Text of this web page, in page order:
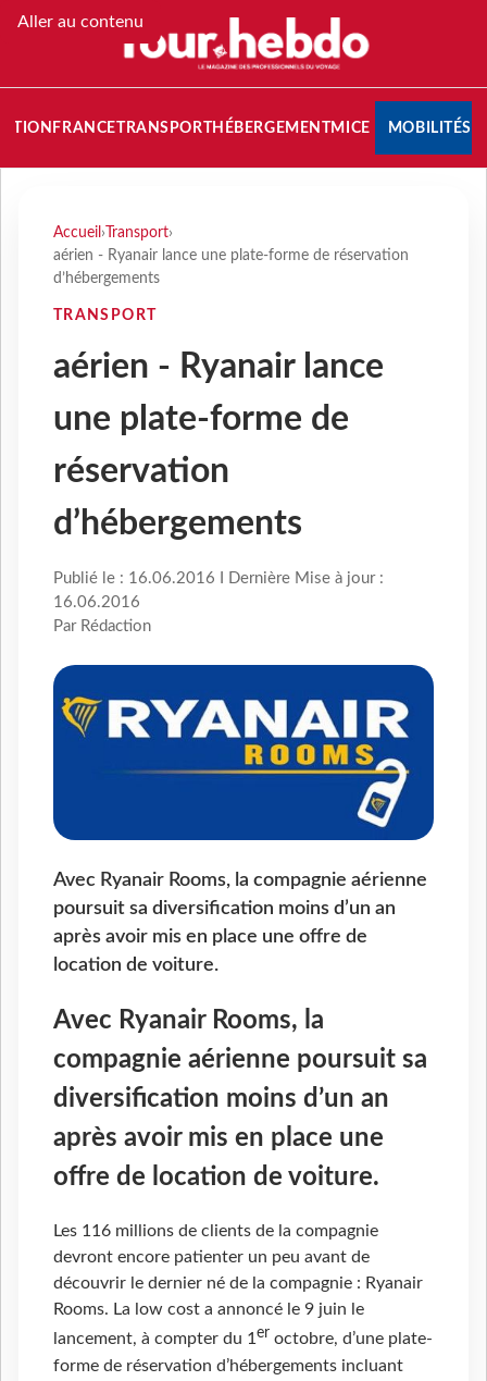
Aller au contenu
FRANCETRANSPORT HÉBERGEMENTMICE MOBILITÉS
Accueil › Transport›
aérien - Ryanair lance une plate-forme de réservation
d’hébergements
TRANSPORT
aérien - Ryanair lance
une plate-forme de
réservation
d’hébergements
Publié le : 16.06.2016 I Dernière Mise à jour :
16.06.2016
Par Rédaction
Avec Ryanair Rooms, la compagnie aérienne
poursuit sa diversification moins d’un an
après avoir mis en place une offre de
location de voiture.
Avec Ryanair Rooms, la
compagnie aérienne poursuit sa
diversification moins d’un an
après avoir mis en place une
offre de location de voiture.
Les 116 millions de clients de la compagnie
devront encore patienter un peu avant de
découvrir le dernier né de la compagnie : Ryanair
Rooms. La low cost a annoncé le 9 juin le
lancement, à compter du 1er octobre, d’une plate-
forme de réservation d’hébergements incluant